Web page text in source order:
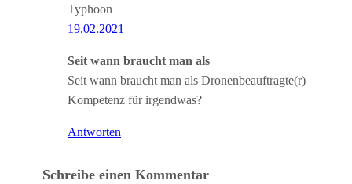
Typhoon
19.02.2021
Seit wann braucht man als
Seit wann braucht man als Dronenbeauftragte(r)
Kompetenz für irgendwas?
Antworten
Schreibe einen Kommentar